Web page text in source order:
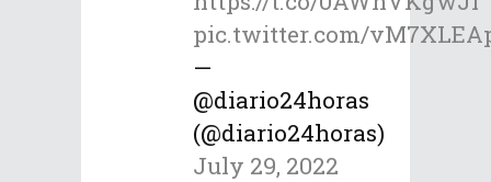
pic.twitter.com/
—
@diario24horas
(@diario24horas)
July 29, 2022